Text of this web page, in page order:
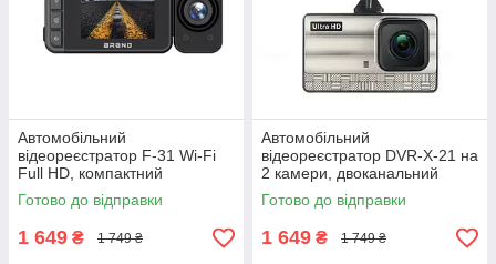
Автомобільний
відеореєстратор F-31 Wi-Fi
Full HD, компактний
двокамерний автореєстратор
із керуванням зі смартфона
Готово до відправки
1 649 ₴ 1 749 ₴
Автомобільний
відеореєстратор DVR-X-21 на
2 камери, двоканальний
автомобільний реєстратор з
дисплеєм, AHD 2K
Готово до відправки
1 649 ₴ 1 749 ₴